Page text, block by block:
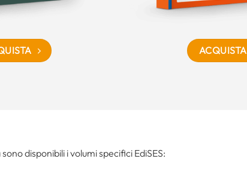
ACQUISTA
disponibili i volumi specifici EdiSES: